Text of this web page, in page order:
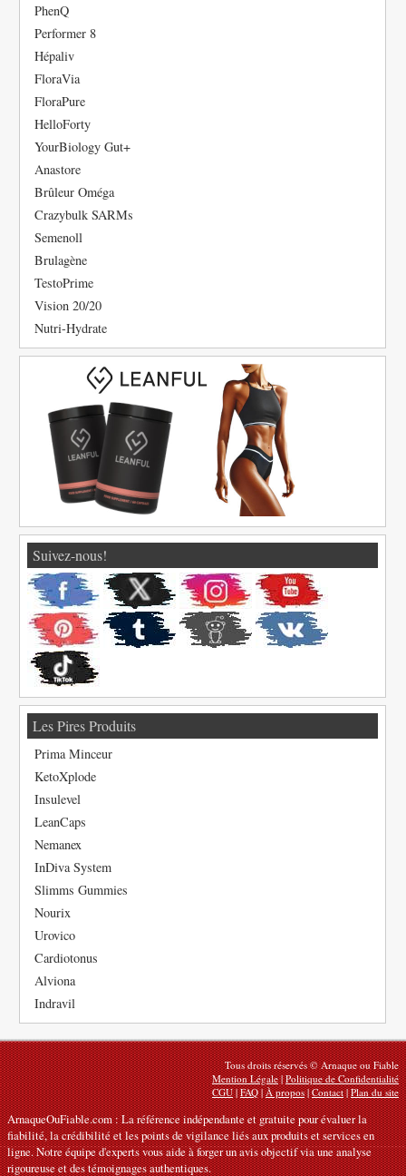
PhenQ
Performer 8
Hépaliv
FloraVia
FloraPure
HelloForty
YourBiology Gut+
Anastore
Brûleur Oméga
Crazybulk SARMs
Semenoll
Brulagène
TestoPrime
Vision 20/20
Nutri-Hydrate
Suivez-nous!
Les Pires Produits
Prima Minceur
KetoXplode
Insulevel
LeanCaps
Nemanex
InDiva System
Slimms Gummies
Nourix
Urovico
Cardiotonus
Alviona
Indravil
Tous droits réservés © Arnaque ou Fiable
Mention Légale|Politique de Confidentialité
CGU|FAQ|À propos|Contact|Plan du site
ArnaqueOuFiable.com : La référence indépendante et gratuite pour évaluer la
fiabilité, la crédibilité et les points de vigilance liés aux produits et services en
ligne. Notre équipe d'experts vous aide à forger un avis objectif via une analyse
rigoureuse et des témoignages authentiques.